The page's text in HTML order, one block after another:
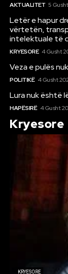
AKTUALITET 5
Letër e hapur
vërtetën,
intelektuale të
KRYESORE 4 Gusht
Veza e pulës
POLITIKË 4 Gusht
Lura nuk është
HAPËSIRË 4 Gusht
Kryesore
KRYESORE